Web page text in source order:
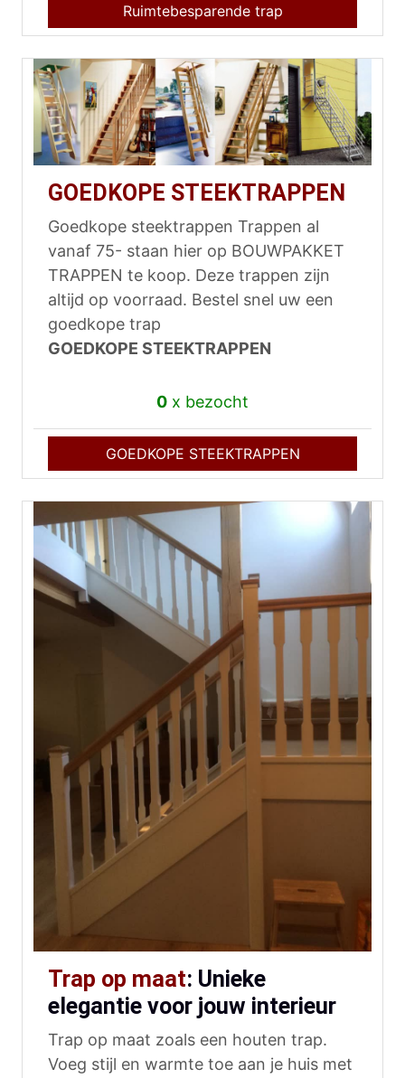
Ruimtebesparende trap
GOEDKOPE STEEKTRAPPEN
Goedkope steektrappen Trappen al
vanaf 75- staan hier op BOUWPAKKET
TRAPPEN te koop. Deze trappen zijn
altijd op voorraad. Bestel snel uw een
goedkope trap
GOEDKOPE STEEKTRAPPEN
0 x bezocht
GOEDKOPE STEEKTRAPPEN
Trap op maat: Unieke
elegantie voor jouw interieur
Trap op maat zoals een houten trap.
Voeg stijl en warmte toe aan je huis met